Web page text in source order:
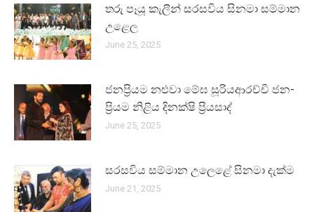
තරු පෑයූ කැලීන් සර­ස­විය සිනමා සම්මාන
උළෙල
June 25, 2025
ජන­ප්‍රි­යම නළු­වා මේඝ සූරියආරච්චි ජන­
ප්‍රි­යම නිළි­ය දිනක්ෂි ප්‍රියසාද්
June 25, 2025
සර­ස­විය සම්මාන උලෙළේ සිනමා දැක්ම
June 21, 2025